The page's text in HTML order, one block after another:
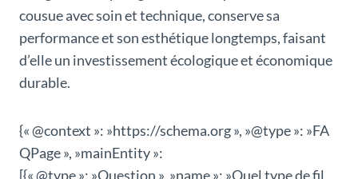
cousue avec soin et technique, conserve sa
performance et son esthétique longtemps, faisant
d’elle un investissement écologique et économique
durable.
{« @context »: »https://schema.org », »@type »: »FA
QPage », »mainEntity »:
[{« @type »: »Question », »name »: »Quel type de fil